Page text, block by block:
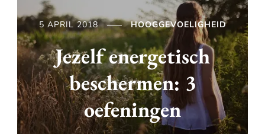
5 APRIL 2018 HOOGGEVOELIGHEID
Jezelf energetisch
beschermen: 3
oefeningen